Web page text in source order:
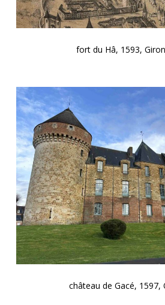
fort du Hâ, 1593,
château de Gacé, 1597,